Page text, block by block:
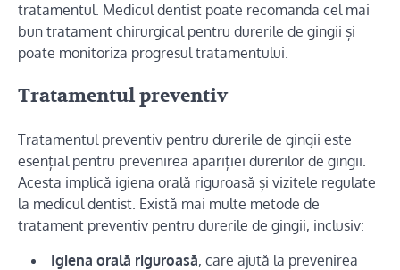
tratamentul. Medicul dentist poate recomanda cel mai
bun tratament chirurgical pentru durerile de gingii și
poate monitoriza progresul tratamentului.
Tratamentul preventiv
Tratamentul preventiv pentru durerile de gingii este
esențial pentru prevenirea apariției durerilor de gingii.
Acesta implică igiena orală riguroasă și vizitele regulate
la medicul dentist. Există mai multe metode de
tratament preventiv pentru durerile de gingii, inclusiv:
Igiena orală riguroasă, care ajută la prevenirea